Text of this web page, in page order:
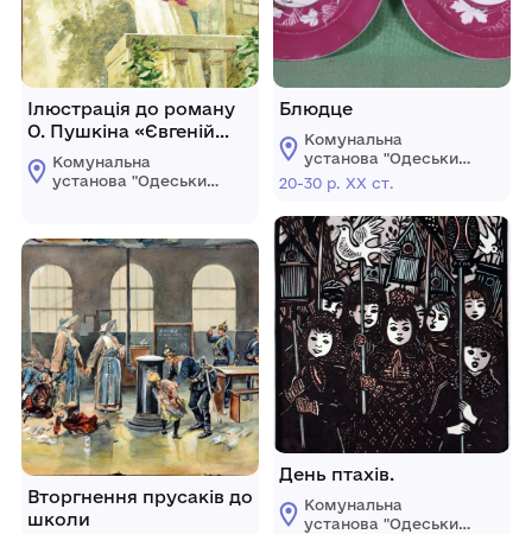
Ілюстрація до роману
О. Пушкіна «Євгеній
Онегін»
Комунальна
установа "Одеський
Вторгнення прусаків до
школи
Блюдце
Комунальна
установа "Одеський
національний
художній музей"
20-30 р. ХХ ст.
День птахів.
Комунальна
установа "Одеський